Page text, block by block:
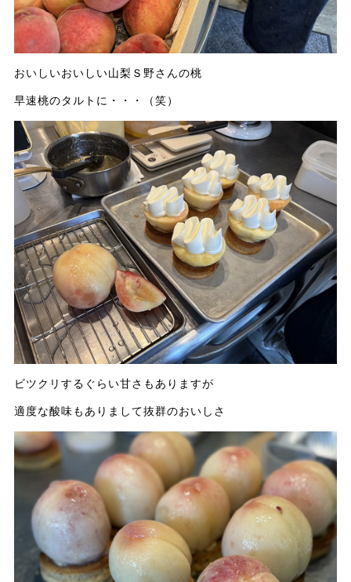
おいしいおいしい山梨Ｓ野さんの桃
早速桃のタルトに・・・（笑）
ビツクリするぐらい甘さもありますが
適度な酸味もありまして抜群のおいしさ